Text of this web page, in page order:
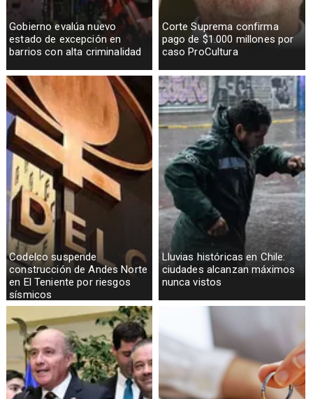
Gobierno evalúa nuevo
estado de excepción en
barrios con alta criminalidad
Corte Suprema confirma
pago de $1.000 millones por
caso ProCultura
Codelco suspende
construcción de Andes Norte
en El Teniente por riesgos
sísmicos
Lluvias históricas en Chile:
ciudades alcanzan máximos
nunca vistos